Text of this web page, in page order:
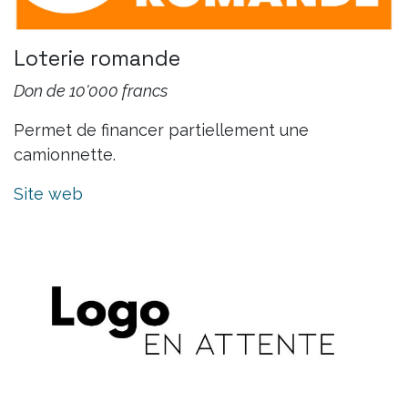
Loterie romande
Don de 10'000 francs
Permet de financer partiellement une
camionnette.
Site web